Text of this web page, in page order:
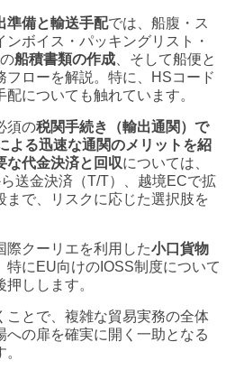
準備と輸送手配では、船腹・ス
ボイス・パッキングリスト・
船積書類の作成 、そして船便と
フローを解説。特に、HSコード
についても触れています。
須の税関手続き（輸出通関）で
よる迅速な通関のメリットを紹
な代金決済と回収については、
送金決済（T/T）、越境ECで拡
まで、リスクに応じた選択肢を
際クーリエを利用した小口貨物
特にEU向けのIOSS制度について
しします。
ことで、複雑な貿易実務の全体
への扉を確実に開く一助となる